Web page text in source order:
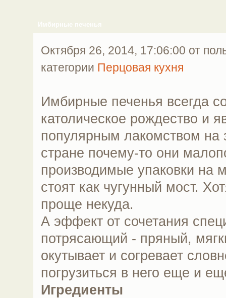
Имбирные печенья
Октября 26, 2014, 17:06:00 от
категории Перцовая кухня
Имбирные печенья всегда
католическое рождество и
популярным лакомством на
стране почему-то они
производимые упаковки на
стоят как чугунный мост.
проще некуда.
А эффект от сочетания
потрясающий - пряный,
окутывает и согревает
погрузиться в него еще и
Игредиенты